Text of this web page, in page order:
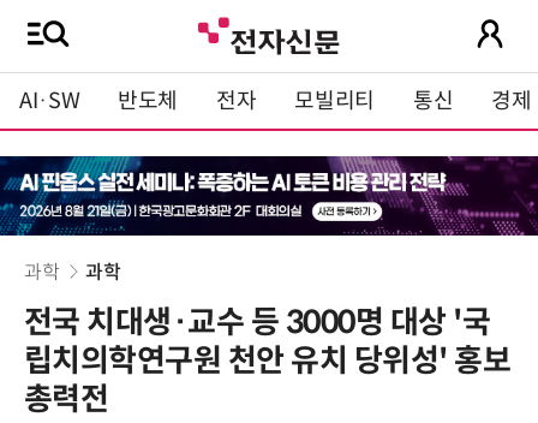
AI·SW 반도체 전자 모빌리티 통신 경제
과학 과학
전국 치대생·교수 등 3000명 대상 '국
립치의학연구원 천안 유치 당위성' 홍보
총력전